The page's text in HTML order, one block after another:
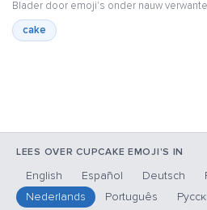
Blader door emoji's onder nauw
cake
LEES OVER CUPCAKE EMOJI'S IN
English Español Deutsch
Nederlands
Português